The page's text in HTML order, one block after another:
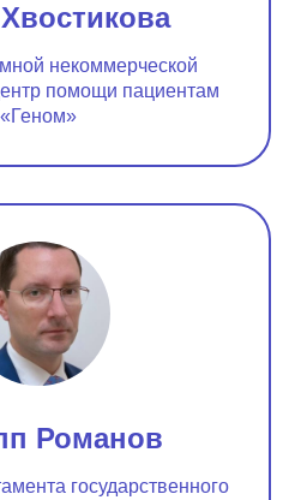
некоммерческой
помощи пациентам
«Геном»
Романов
государственного